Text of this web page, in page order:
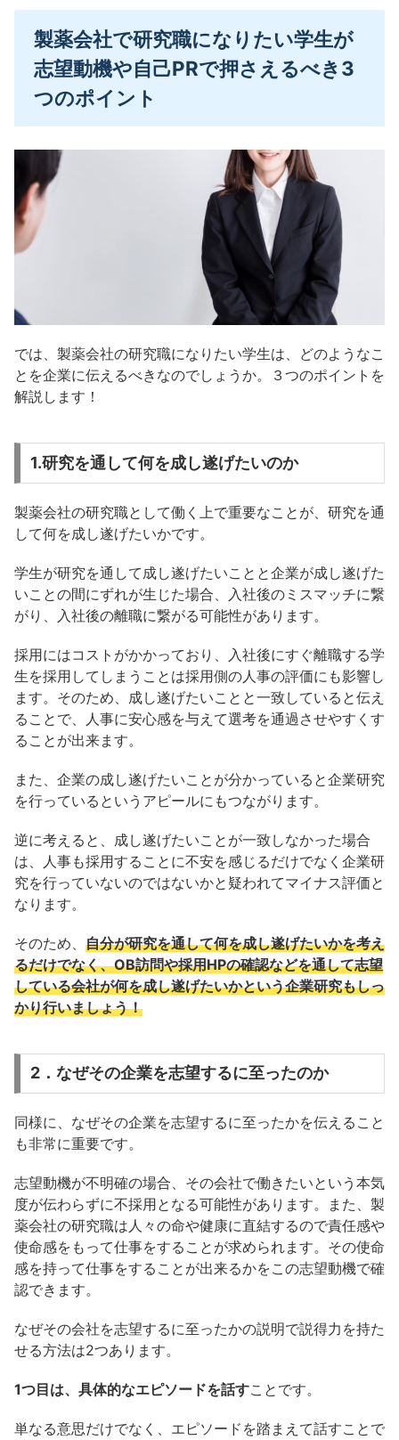
製薬会社で研究職になりたい学生が
志望動機や自己PRで押さえるべき3
つのポイント
では、製薬会社の研究職になりたい学生は、どのようなこ
とを企業に伝えるべきなのでしょうか。３つのポイントを
解説します！
1.研究を通して何を成し遂げたいのか
製薬会社の研究職として働く上で重要なことが、研究を通
して何を成し遂げたいかです。
学生が研究を通して成し遂げたいことと企業が成し遂げた
いことの間にずれが生じた場合、入社後のミスマッチに繋
がり、入社後の離職に繋がる可能性があります。
採用にはコストがかかっており、入社後にすぐ離職する学
生を採用してしまうことは採用側の人事の評価にも影響し
ます。そのため、成し遂げたいことと一致していると伝え
ることで、人事に安心感を与えて選考を通過させやすくす
ることが出来ます。
また、企業の成し遂げたいことが分かっていると企業研究
を行っているというアピールにもつながります。
逆に考えると、成し遂げたいことが一致しなかった場合
は、人事も採用することに不安を感じるだけでなく企業研
究を行っていないのではないかと疑われてマイナス評価と
なります。
そのため、 自分が研究を通して何を成し遂げたいかを考え
るだけでなく、OB訪問や採用HPの確認などを通して志望
している会社が何を成し遂げたいかという企業研究もしっ
かり行いましょう！
2．なぜその企業を志望するに至ったのか
同様に、なぜその企業を志望するに至ったかを伝えること
も非常に重要です。
志望動機が不明確の場合、その会社で働きたいという本気
度が伝わらずに不採用となる可能性があります。また、製
薬会社の研究職は人々の命や健康に直結するので責任感や
使命感をもって仕事をすることが求められます。その使命
感を持って仕事をすることが出来るかをこの志望動機で確
認できます。
なぜその会社を志望するに至ったかの説明で説得力を持た
せる方法は2つあります。
1つ目は、具体的なエピソードを話すことです。
単なる意思だけでなく、エピソードを踏まえて話すことで